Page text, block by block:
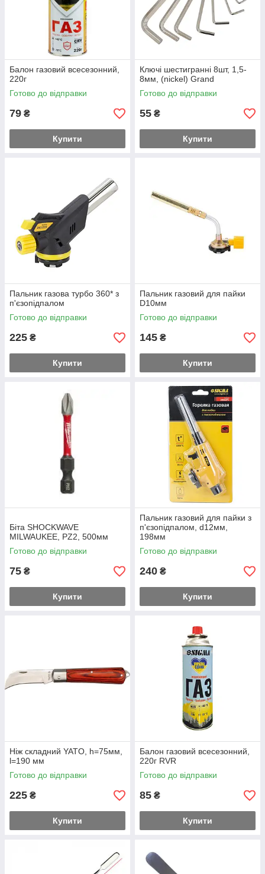
Балон газовий всесезонний,
220г
Готово до відправки
79 ₴
Купити
Ключі шестигранні 8шт, 1,5-
8мм, (nickel) Grand
Готово до відправки
55 ₴
Купити
Пальник газова турбо 360* з
п'єзопідпалом
Готово до відправки
225 ₴
Купити
Пальник газовий для пайки
D10мм
Готово до відправки
145 ₴
Купити
Біта SHOCKWAVE
MILWAUKEE, PZ2, 500мм
Готово до відправки
75 ₴
Купити
Пальник газовий для пайки з
п'єзопідпалом, d12мм,
198мм
Готово до відправки
240 ₴
Купити
Ніж складний YATO, h=75мм,
l=190 мм
Готово до відправки
225 ₴
Купити
Балон газовий всесезонний,
220г RVR
Готово до відправки
85 ₴
Купити